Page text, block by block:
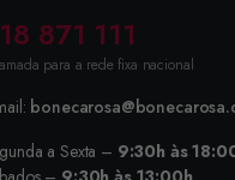
871 111
para a rede fixa nacional
a Sexta – 9:30h às